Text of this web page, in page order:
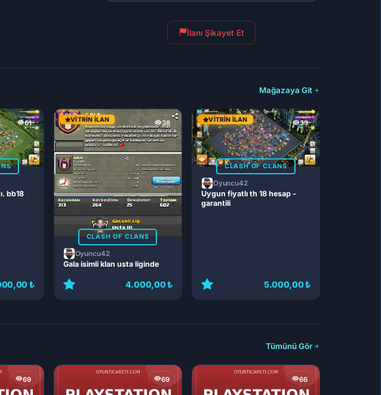
İlanı Şikayet Et
Mağazaya Git
61
bb18
₺
38
VITRIN İLAN
CLASH OF CLANS
Oyuncu42
Gala isimli klan usta liginde
4.000,00 ₺
33
VITRIN İLAN
CLASH OF CLANS
Oyuncu42
Uygun fiyatlı th 18 hesap -
garantili
5.000,00 ₺
Tümünü Gör
69 69 66